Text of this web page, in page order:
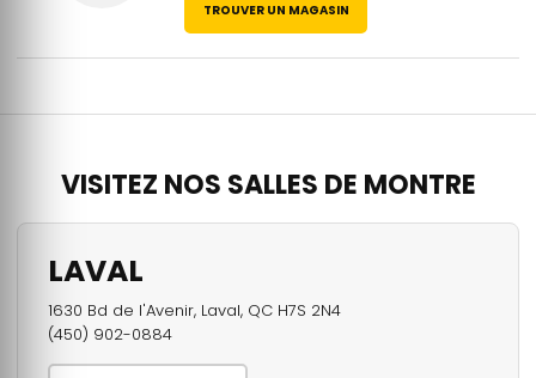
TROUVER UN MAGASIN
VISITEZ NOS SALLES DE MONTRE
LAVAL
1630 Bd de l'Avenir, Laval, QC H7S 2N4
(450) 902-0884